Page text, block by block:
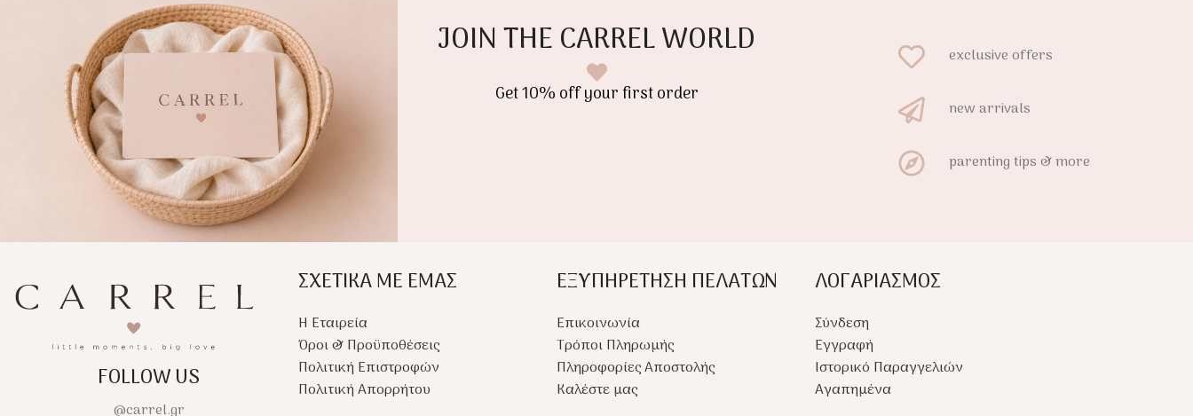
κουκούλα βοηθά στο
γρήγορο στέγνωμα του
κεφαλιού, ενώ το διακριτικό
κέντημα χαρίζει μία κομψή
premium αισθητική.
κουκούλα βοηθά στο
γρήγορο στέγνωμα του
κεφαλιού, ενώ το διακριτικό
κέντημα χαρίζει μία κομψή
premium αισθητική.
JOIN THE CARREL WORLD
Get 10% off your first order
exclusive offers
new arrivals
parenting tips & more
FOLLOW US
@carrel.gr
ΣΧΕΤΙΚΑ ΜΕ ΕΜΑΣ
Η Εταιρεία
Όροι & Προϋποθέσεις
Πολιτική Επιστροφών
Πολιτική Απορρήτου
ΕΞΥΠΗΡΕΤΗΣΗ ΠΕΛΑΤΩΝ
Επικοινωνία
Τρόποι Πληρωμής
Πληροφορίες Αποστολής
Καλέστε μας
ΛΟΓΑΡΙΑΣΜΟΣ
Σύνδεση
Εγγραφή
Ιστορικό Παραγγελιών
Αγαπημένα